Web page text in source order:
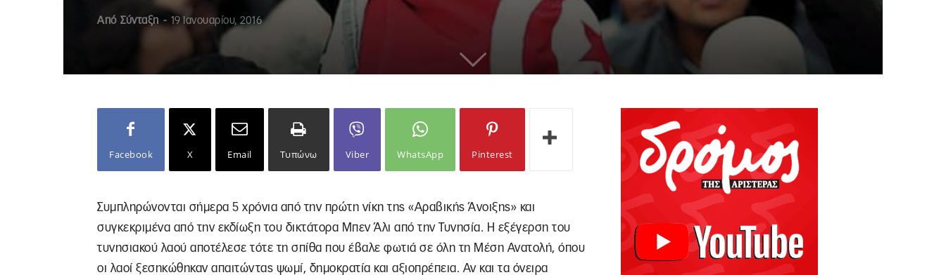
Από Σύνταξη - 19 Ιανουαρίου, 2016
Facebook X Email Τυπώνω Viber WhatsApp Pinterest
Συμπληρώνονται σήμερα 5 χρόνια από την πρώτη νίκη της «Αραβικής Άνοιξης» και
συγκεκριμένα από την εκδίωξη του δικτάτορα Μπεν Άλι από την Τυνησία. Η εξέγερση του
τυνησιακού λαού αποτέλεσε τότε τη σπίθα που έβαλε φωτιά σε όλη τη Μέση Ανατολή, όπου
οι λαοί ξεσηκώθηκαν απαιτώντας ψωμί, δημοκρατία και αξιοπρέπεια. Αν και τα όνειρα